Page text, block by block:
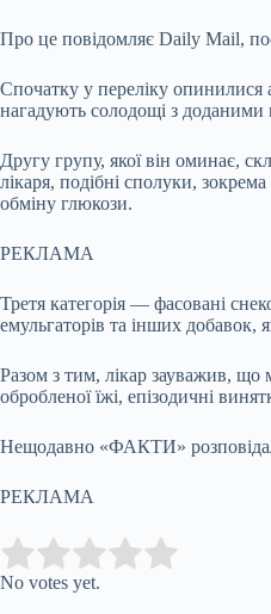
Про це повідомляє Daily Mail,
Спочатку у переліку опинилися
нагадують солодощі з доданими
Другу групу, якої він оминає,
лікаря, подібні сполуки,
обміну глюкози.
РЕКЛАМА
Третя категорія — фасовані
емульгаторів та інших добавок,
Разом з тим, лікар зауважив, що
обробленої їжі, епізодичні
Нещодавно «ФАКТИ»
РЕКЛАМА
Rate this item:
No votes yet.